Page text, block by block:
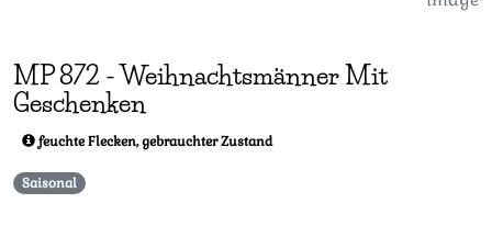
MP872 -Weihnachtsmänner Mit
Geschenken
feuchte Flecken, gebrauchter Zustand
Saisonal